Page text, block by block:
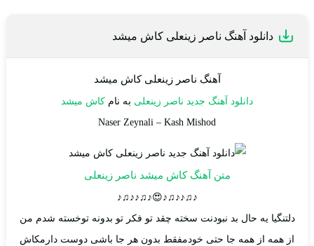
دانلود آهنگ ناصر زینعلی کاش میشد
آهنگ ناصر زینعلی کاش میشد
دانلود آهنگ جدید ناصر زینعلی به نام کاش میشد
Naser Zeynali – Kash Mishod
متن آهنگ کاش میشد ناصر زینعلی
♪♫♪♪♫♪😍♪♫♪♪♫♪
دلتنگیا یه حال بد نبودنت سخته چقد تو فکر تو بدونه توخسته شدم من
از همه از همه جا حتی خودمفقط بدون هر جا باشی دوست دارمکاش